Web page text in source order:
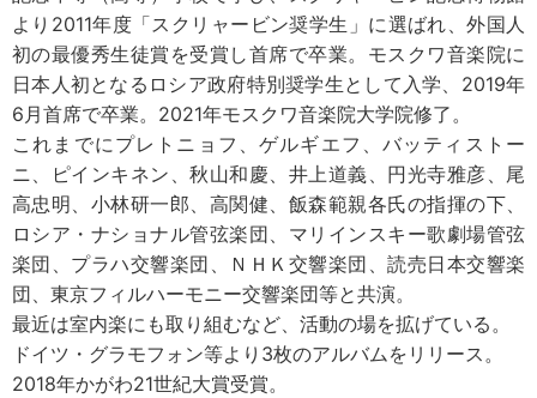
より2011年度「スクリャービン奨学生」に選ばれ、外国人
初の最優秀生徒賞を受賞し首席で卒業。モスクワ音楽院に
日本人初となるロシア政府特別奨学生として入学、2019年
6月首席で卒業。2021年モスクワ音楽院大学院修了。
これまでにプレトニョフ、ゲルギエフ、バッティストー
ニ、ピインキネン、秋山和慶、井上道義、円光寺雅彦、尾
高忠明、小林研一郎、高関健、飯森範親各氏の指揮の下、
ロシア・ナショナル管弦楽団、マリインスキー歌劇場管弦
楽団、プラハ交響楽団、ＮＨＫ交響楽団、読売日本交響楽
団、東京フィルハーモニー交響楽団等と共演。
最近は室内楽にも取り組むなど、活動の場を拡げている。
ドイツ・グラモフォン等より3枚のアルバムをリリース。
2018年かがわ21世紀大賞受賞。